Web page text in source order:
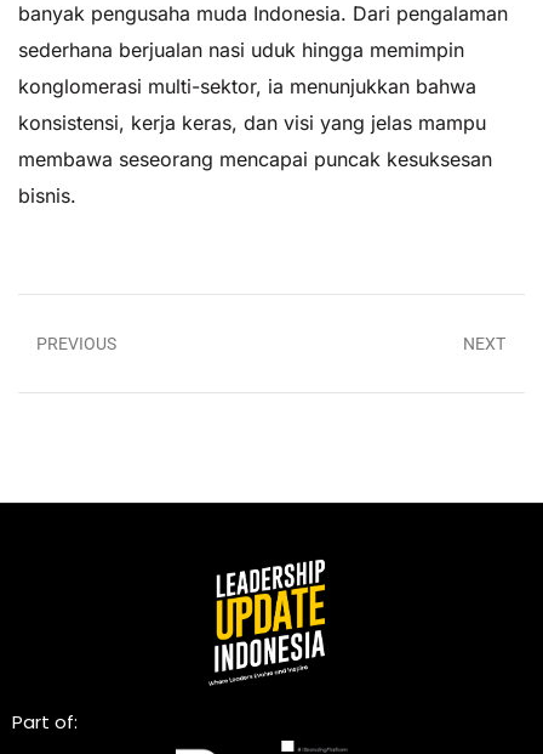
banyak pengusaha muda Indonesia. Dari pengalaman
sederhana berjualan nasi uduk hingga memimpin
konglomerasi multi-sektor, ia menunjukkan bahwa
konsistensi, kerja keras, dan visi yang jelas mampu
membawa seseorang mencapai puncak kesuksesan
bisnis.
PREVIOUS NEXT
Part of: